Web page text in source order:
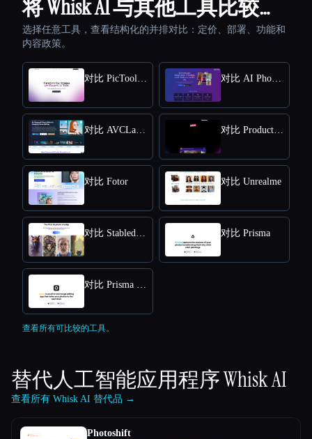
将 Whisk AI 与其他工具比较…
选择任意工具，查看结构化的并排对比：定价、部署、功能和
内容政策。
对比 PicTools.AI 对比 AI Photos Editor
对比 AVCLabs PhotoPro AI 对比 ProductScope AI
对比 Fotor 对比 Unrealme
对比 Stabledojo 对比 Prisma
对比 Prisma Lensa
查看所有可比较的工具。
替代人工智能应用程序Whisk AI
查看所有 Whisk AI 替代品 →
Photoshift